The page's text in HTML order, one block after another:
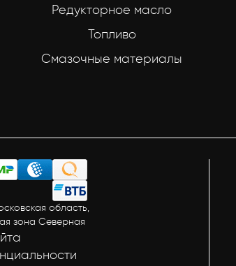
Редукторное масло
Топливо
Смазочные материалы
область,
зона Северная